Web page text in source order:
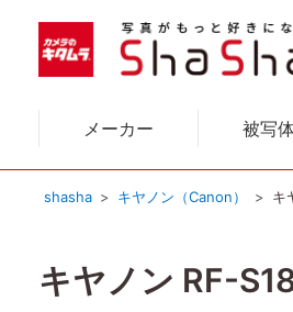
メーカー 被写
shasha キヤノン（Canon） キ
キヤノン RF-